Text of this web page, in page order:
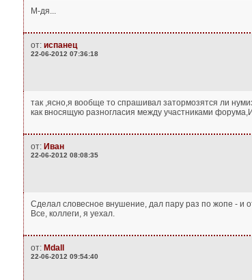
М-дя...
от: испанец
22-06-2012 07:36:18
так ,ясно,я вообще то спрашивал затормозятся ли
как вносящую разногласия между участниками
от: Иван
22-06-2012 08:08:35
Сделал словесное внушение, дал пару раз по жопе - и
Все, коллеги, я уехал.
от: Mdall
22-06-2012 09:54:40